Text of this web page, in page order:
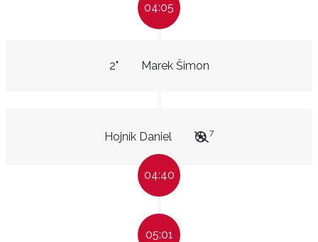
04:05
Marek Šimon
2"
Hojník Daniel 7
04:40
05:01